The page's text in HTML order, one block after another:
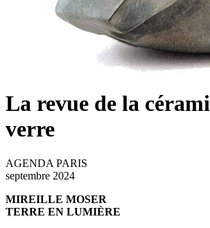
La revue de la
verre
AGENDA PARIS
septembre 2024
MIREILLE MOSER
TERRE EN LUMIÈRE